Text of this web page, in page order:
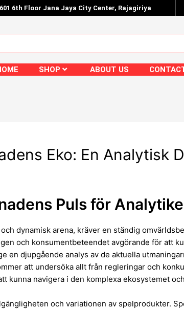
6th Floor Jana Jaya City Center, Rajagiriya
SHOP ABOUT US
Eko: En Analytisk
Puls för
dynamisk arena, kräver en ständig
och konsumentbeteendet avgörande för att
en djupgående analys av de aktuella
att undersöka allt från regleringar och
kunna navigera i den komplexa ekosystemet
och variationen av spelprodukter.